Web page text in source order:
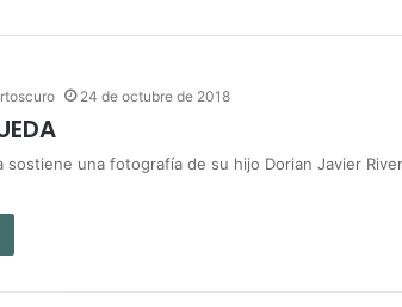
24 de octubre de 2018
sostiene una fotografía de su hijo Dorian Javier